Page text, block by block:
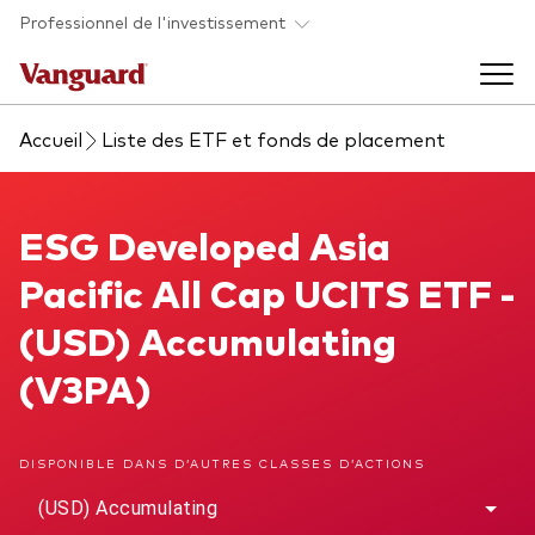
Skip to main content
Professionnel de l'investissement
Fonds et ETFs
Tous les produits
Analyses et événements
Back to main menu
Liste des analyses
À propos de Vanguard
Back to main menu
À propos de Vanguard
Accueil Liste des ETF et fonds de placement
ESG Developed Asia Pacific All Cap UCITS ETF
ESG Developed Asia
Pacific All Cap UCITS ETF -
(USD) Accumulating
(V3PA)
DISPONIBLE DANS D’AUTRES CLASSES D’ACTIONS
(USD) Accumulating